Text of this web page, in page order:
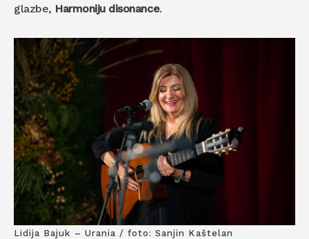
glazbe, Harmoniju disonance.
Lidija Bajuk – Urania / foto: Sanjin Kaštelan